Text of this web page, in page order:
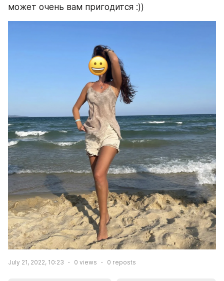
может очень вам пригодится :))
July 21, 2022, 10:23 0 views 0 reposts